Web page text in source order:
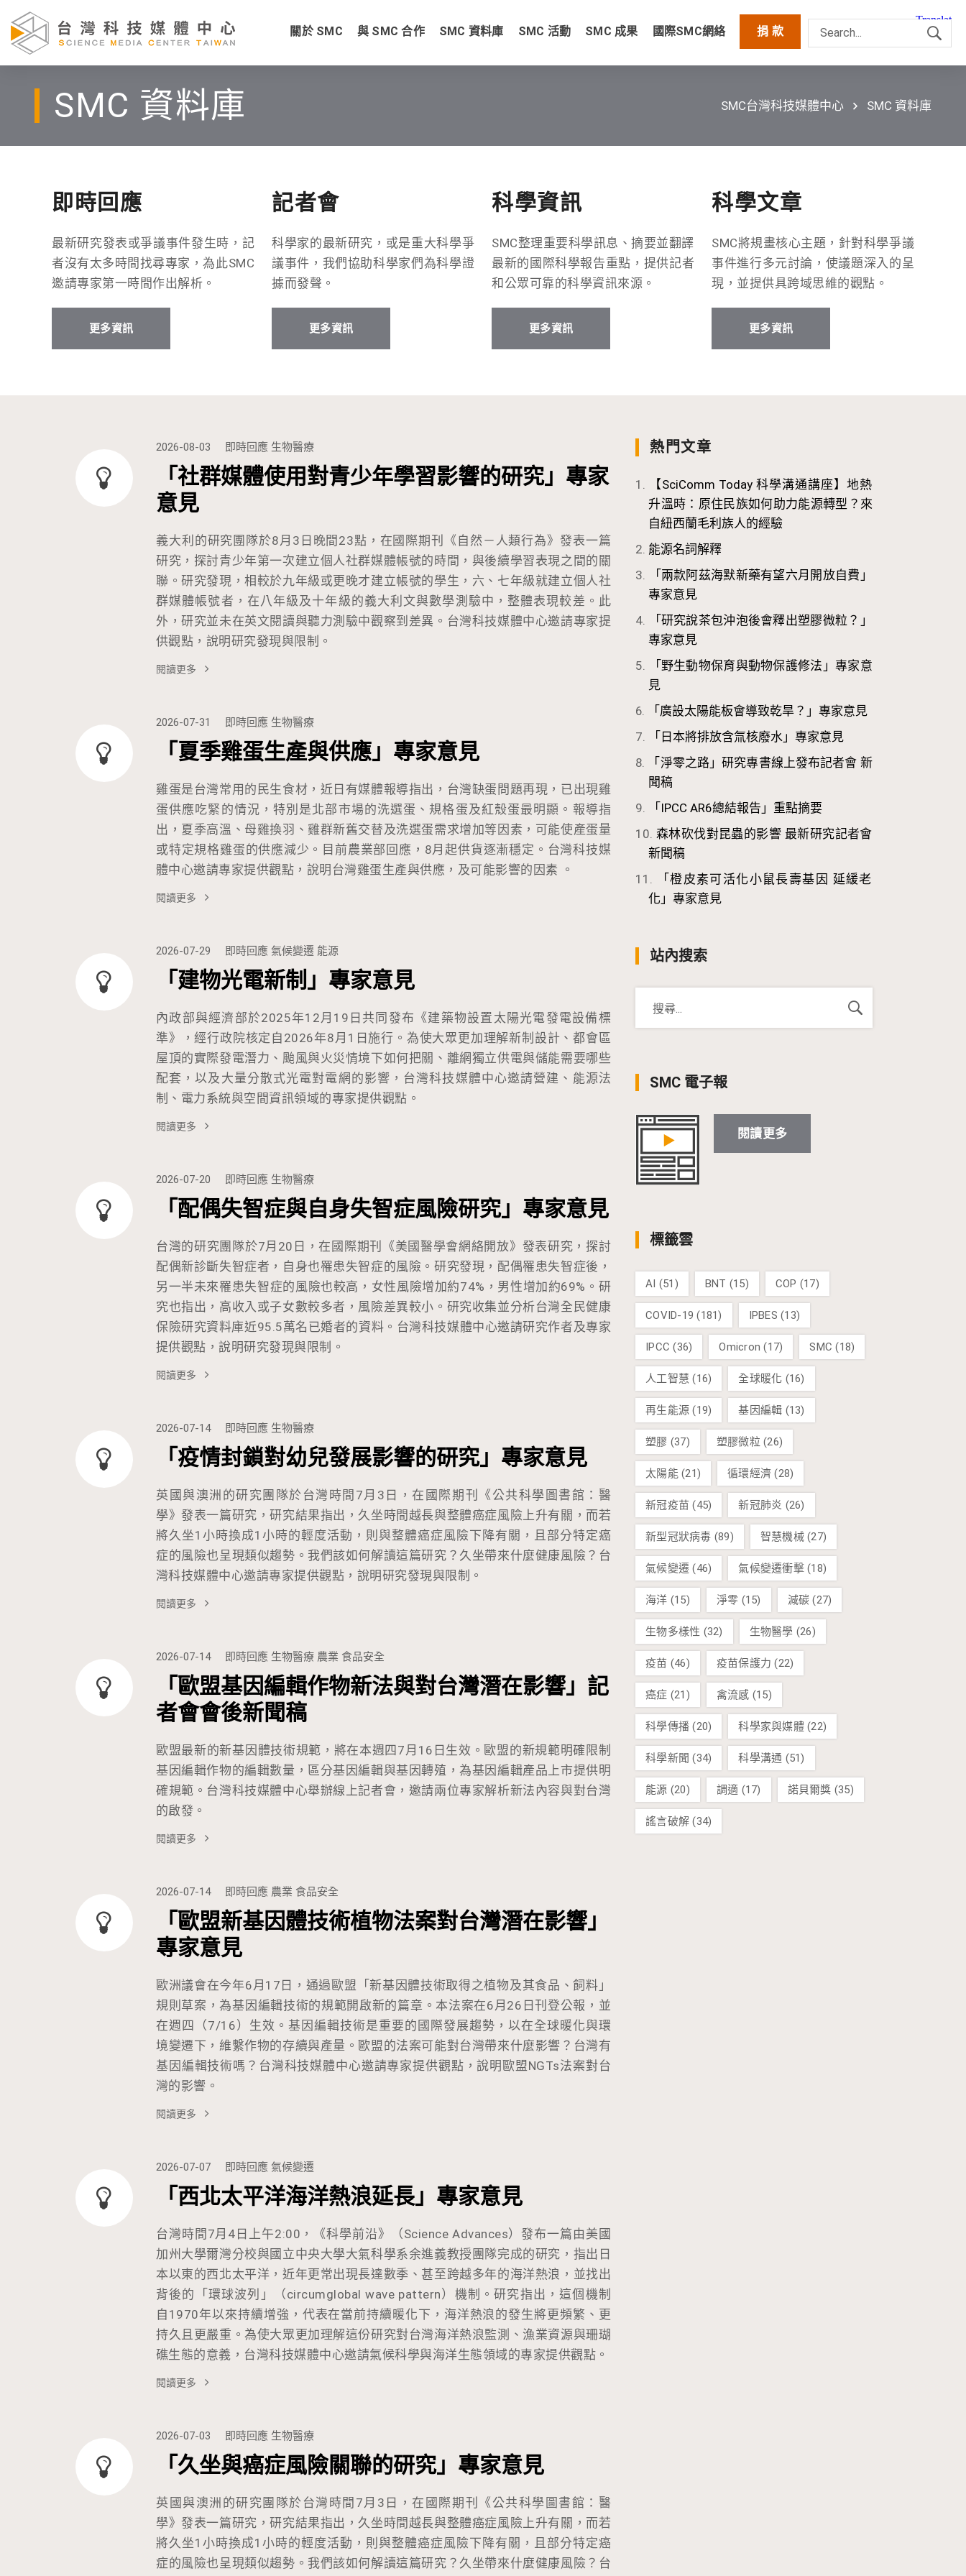
關於 SMC 與 SMC 合作 SMC 資料庫 SMC 活動 SMC 成果 國際SMC網絡 捐 款
SMC 資料庫 SMC台灣科技媒體中心 SMC 資料庫
即時回應
最新研究發表或爭議事件發生時，記
者沒有太多時間找尋專家，為此SMC
邀請專家第一時間作出解析。
更多資訊
記者會
科學家的最新研究，或是重大科學爭
議事件，我們協助科學家們為科學證
據而發聲。
更多資訊
科學資訊
SMC整理重要科學訊息、摘要並翻譯
最新的國際科學報告重點，提供記者
和公眾可靠的科學資訊來源。
更多資訊
科學文章
SMC將規畫核心主題，針對科學爭議
事件進行多元討論，使議題深入的呈
現，並提供具跨域思維的觀點。
更多資訊
2026-08-03 即時回應 生物醫療
「社群媒體使用對青少年學習影響的研究」專家
意見
義大利的研究團隊於8月3日晚間23點，在國際期刊《自然－人類行為》發表一篇
研究，探討青少年第一次建立個人社群媒體帳號的時間，與後續學習表現之間的關
聯。研究發現，相較於九年級或更晚才建立帳號的學生，六、七年級就建立個人社
群媒體帳號者，在八年級及十年級的義大利文與數學測驗中，整體表現較差。此
外，研究並未在英文閱讀與聽力測驗中觀察到差異。台灣科技媒體中心邀請專家提
供觀點，說明研究發現與限制。
閱讀更多
2026-07-31 即時回應 生物醫療
「夏季雞蛋生產與供應」專家意見
雞蛋是台灣常用的民生食材，近日有媒體報導指出，台灣缺蛋問題再現，已出現雞
蛋供應吃緊的情況，特別是北部市場的洗選蛋、規格蛋及紅殼蛋最明顯。報導指
出，夏季高溫、母雞換羽、雞群新舊交替及洗選蛋需求增加等因素，可能使產蛋量
或特定規格雞蛋的供應減少。目前農業部回應，8月起供貨逐漸穩定。台灣科技媒
體中心邀請專家提供觀點，說明台灣雞蛋生產與供應，及可能影響的因素 。
閱讀更多
2026-07-29 即時回應 氣候變遷 能源
「建物光電新制」專家意見
內政部與經濟部於2025年12月19日共同發布《建築物設置太陽光電發電設備標
準》，經行政院核定自2026年8月1日施行。為使大眾更加理解新制設計、都會區
屋頂的實際發電潛力、颱風與火災情境下如何把關、離網獨立供電與儲能需要哪些
配套，以及大量分散式光電對電網的影響，台灣科技媒體中心邀請營建、能源法
制、電力系統與空間資訊領域的專家提供觀點。
閱讀更多
2026-07-20 即時回應 生物醫療
「配偶失智症與自身失智症風險研究」專家意見
台灣的研究團隊於7月20日，在國際期刊《美國醫學會網絡開放》發表研究，探討
配偶新診斷失智症者，自身也罹患失智症的風險。研究發現，配偶罹患失智症後，
另一半未來罹患失智症的風險也較高，女性風險增加約74%，男性增加約69%。研
究也指出，高收入或子女數較多者，風險差異較小。研究收集並分析台灣全民健康
保險研究資料庫近95.5萬名已婚者的資料。台灣科技媒體中心邀請研究作者及專家
提供觀點，說明研究發現與限制。
閱讀更多
2026-07-14 即時回應 生物醫療
「疫情封鎖對幼兒發展影響的研究」專家意見
英國與澳洲的研究團隊於台灣時間7月3日，在國際期刊《公共科學圖書館：醫
學》發表一篇研究，研究結果指出，久坐時間越長與整體癌症風險上升有關，而若
將久坐1小時換成1小時的輕度活動，則與整體癌症風險下降有關，且部分特定癌
症的風險也呈現類似趨勢。我們該如何解讀這篇研究？久坐帶來什麼健康風險？台
灣科技媒體中心邀請專家提供觀點，說明研究發現與限制。
閱讀更多
2026-07-14 即時回應 生物醫療 農業 食品安全
「歐盟基因編輯作物新法與對台灣潛在影響」記
者會會後新聞稿
歐盟最新的新基因體技術規範，將在本週四7月16日生效。歐盟的新規範明確限制
基因編輯作物的編輯數量，區分基因編輯與基因轉殖，為基因編輯產品上市提供明
確規範。台灣科技媒體中心舉辦線上記者會，邀請兩位專家解析新法內容與對台灣
的啟發。
閱讀更多
2026-07-14 即時回應 農業 食品安全
「歐盟新基因體技術植物法案對台灣潛在影響」
專家意見
歐洲議會在今年6月17日，通過歐盟「新基因體技術取得之植物及其食品、飼料」
規則草案，為基因編輯技術的規範開啟新的篇章。本法案在6月26日刊登公報，並
在週四（7/16）生效。基因編輯技術是重要的國際發展趨勢，以在全球暖化與環
境變遷下，維繫作物的存續與產量。歐盟的法案可能對台灣帶來什麼影響？台灣有
基因編輯技術嗎？台灣科技媒體中心邀請專家提供觀點，說明歐盟NGTs法案對台
灣的影響。
閱讀更多
2026-07-07 即時回應 氣候變遷
「西北太平洋海洋熱浪延長」專家意見
台灣時間7月4日上午2:00，《科學前沿》（Science Advances）發布一篇由美國
加州大學爾灣分校與國立中央大學大氣科學系余進義教授團隊完成的研究，指出日
本以東的西北太平洋，近年更常出現長達數季、甚至跨越多年的海洋熱浪，並找出
背後的「環球波列」（circumglobal wave pattern）機制。研究指出，這個機制
自1970年以來持續增強，代表在當前持續暖化下，海洋熱浪的發生將更頻繁、更
持久且更嚴重。為使大眾更加理解這份研究對台灣海洋熱浪監測、漁業資源與珊瑚
礁生態的意義，台灣科技媒體中心邀請氣候科學與海洋生態領域的專家提供觀點。
閱讀更多
2026-07-03 即時回應 生物醫療
「久坐與癌症風險關聯的研究」專家意見
英國與澳洲的研究團隊於台灣時間7月3日，在國際期刊《公共科學圖書館：醫
學》發表一篇研究，研究結果指出，久坐時間越長與整體癌症風險上升有關，而若
將久坐1小時換成1小時的輕度活動，則與整體癌症風險下降有關，且部分特定癌
症的風險也呈現類似趨勢。我們該如何解讀這篇研究？久坐帶來什麼健康風險？台
熱門文章
【SciComm Today 科學溝通講座】地熱
升溫時：原住民族如何助力能源轉型？來
自紐西蘭毛利族人的經驗
能源名詞解釋
「兩款阿茲海默新藥有望六月開放自費」
專家意見
「研究說茶包沖泡後會釋出塑膠微粒？」
專家意見
「野生動物保育與動物保護修法」專家意
見
「廣設太陽能板會導致乾旱？」專家意見
「日本將排放含氚核廢水」專家意見
「淨零之路」研究專書線上發布記者會 新
聞稿
「IPCC AR6總結報告」重點摘要
森林砍伐對昆蟲的影響 最新研究記者會
新聞稿
「橙皮素可活化小鼠長壽基因 延緩老
化」專家意見
站內搜索
SMC 電子報
閱讀更多
標籤雲
AI (51) BNT (15) COP (17)
COVID-19 (181) IPBES (13)
IPCC (36) Omicron (17) SMC (18)
人工智慧 (16) 全球暖化 (16)
再生能源 (19) 基因編輯 (13)
塑膠 (37) 塑膠微粒 (26)
太陽能 (21) 循環經濟 (28)
新冠疫苗 (45) 新冠肺炎 (26)
新型冠狀病毒 (89) 智慧機械(27)
氣候變遷 (46) 氣候變遷衝擊(18)
海洋 (15) 淨零 (15) 減碳 (27)
生物多樣性 (32) 生物醫學 (26)
疫苗 (46) 疫苗保護力 (22)
癌症 (21) 禽流感 (15)
科學傳播 (20) 科學家與媒體(22)
科學新聞 (34) 科學溝通 (51)
能源 (20) 調適 (17) 諾貝爾獎 (35)
謠言破解 (34)